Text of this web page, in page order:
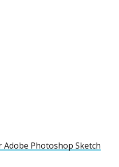
Adobe Photoshop Sketch